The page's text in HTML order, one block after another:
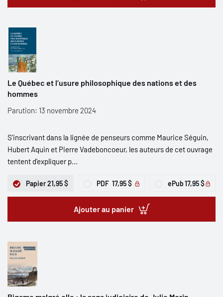
Le Québec et l’usure philosophique des nations et des
hommes
Parution: 13 novembre 2024
S’inscrivant dans la lignée de penseurs comme Maurice Séguin,
Hubert Aquin et Pierre Vadeboncoeur, les auteurs de cet ouvrage
tentent d'expliquer p...
Papier21,95 $ PDF 17,95 $ ePub17,95 $
Ajouter au panier